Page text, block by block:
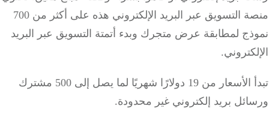
منصة التسويق عبر البريد الإلكتروني هذه على أكثر من 700
لمطابقة عرض متجرك وبدء أتمتة التسويق عبر البريد
تبدأ الأسعار من 19 دولارًا شهريًا لما يصل إلى 500 مشترك
بريد إلكتروني غير محدودة.